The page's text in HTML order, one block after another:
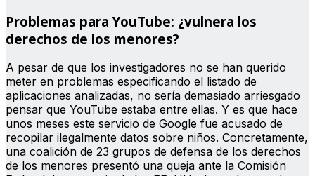
Problemas para YouTube: ¿vulnera los
derechos de los menores?
A pesar de que los investigadores no se han querido
meter en problemas especificando el listado de
aplicaciones analizadas, no sería demasiado arriesgado
pensar que YouTube estaba entre ellas. Y es que hace
unos meses este servicio de Google fue acusado de
recopilar ilegalmente datos sobre niños. Concretamente,
una coalición de 23 grupos de defensa de los derechos
de los menores presentó una queja ante la Comisión